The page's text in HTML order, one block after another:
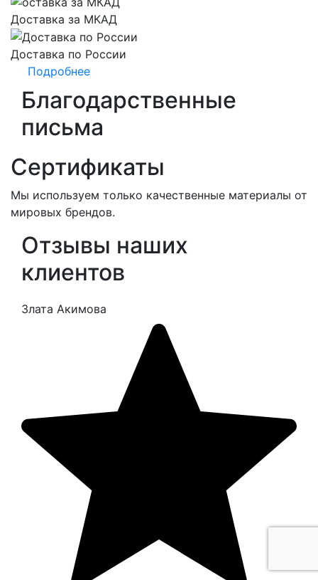
Доставка за МКАД
Доставка по России
Подробнее
Благодарственные
письма
Сертификаты
Мы используем только качественные материалы от
мировых брендов.
Отзывы наших
клиентов
Злата Акимова